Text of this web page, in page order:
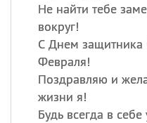
Не найти тебе
вокруг!
С Днем
Февраля!
Поздравляю и
жизни я!
Будь всегда в